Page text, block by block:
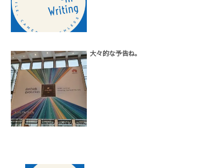
大々的な予告ね。